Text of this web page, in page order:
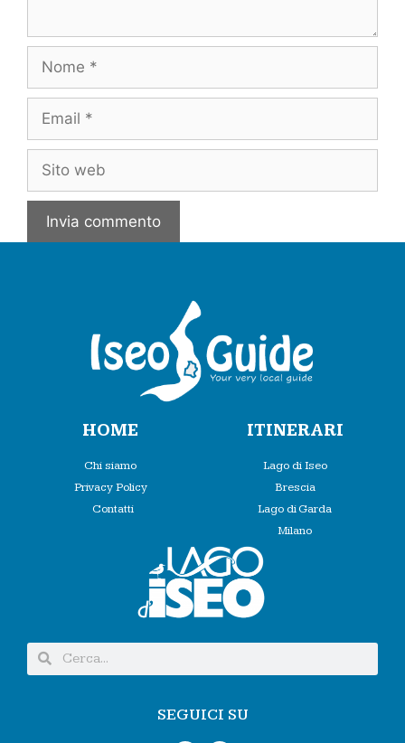
HOME
Chi siamo
Privacy Policy
Contatti
ITINERARI
Lago di Iseo
Brescia
Lago di Garda
Milano
SEGUICI SU